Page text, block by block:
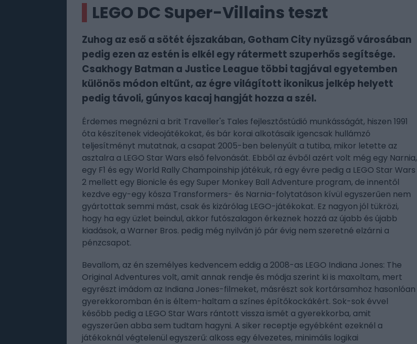
LEGO DC Super-Villains teszt
Zuhog az eső a sötét éjszakában, Gotham City nyüzsgő városában
pedig ezen az estén is elkél egy rátermett szuperhős segítsége.
Csakhogy Batman a Justice League többi tagjával egyetemben
különös módon eltűnt, az égre világított ikonikus jelkép helyett
pedig távoli, gúnyos kacaj hangját hozza a szél.
Érdemes megnézni a brit Traveller's Tales fejlesztőstúdió munkásságát, hiszen 1991
óta készítenek videojátékokat, és bár korai alkotásaik igencsak hullámzó
teljesítményt mutatnak, a csapat 2005-ben belenyúlt a tutiba, mikor letette az
asztalra a LEGO Star Wars első felvonását. Ebből az évből azért volt még egy Narnia,
egy F1 és egy World Rally Champoinship játékuk, rá egy évre pedig a LEGO Star Wars
2 mellett egy Bionicle és egy Super Monkey Ball Adventure program, de innentől
kezdve egy-egy kósza Transformers- és Narnia-folytatáson kívül egyszerűen nem
gyártottak semmi mást, csak és kizárólag LEGO-játékokat. Ez nagyon jól tükrözi,
hogy ha egy üzlet beindul, akkor futószalagon érkeznek hozzá az újabb és újabb
kiadások, a Warner Bros. pedig még nyilván jó pár évig nem szeretné elzárni a
pénzcsapot.
Bevallom, az én személyes kedvencem eddig a 2008-as LEGO Indiana Jones: The
Original Adventures volt, amit annak rendje és módja szerint ki is maxoltam, mert
egyrészt imádom az Indiana Jones-filmeket, másrészt sok kortársamhoz hasonlóan
gyerekkoromban én is éltem-haltam a színes építőkockákért. Sok-sok évvel
később pedig a LEGO Star Wars rántott vissza ismét a gyerekkorba, amit
egyszerűen abba sem tudtam hagyni. A siker receptje egyébként ezeknél a
játékoknál végtelenül egyszerű: alkoss egy élvezetes, minimális logikai